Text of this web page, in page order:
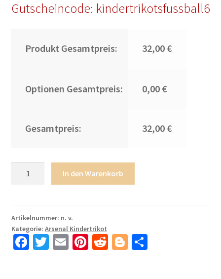
Gutscheincode: kindertrikotsfussball6
Produkt Gesamtpreis: 32,00 €
Optionen Gesamtpreis: 0,00 €
Gesamtpreis: 32,00 €
26
Fußball
trikotsatz
In den Warenkorb
Artikelnummer: n. v.
Kategorie: Arsenal Kindertrikot
Fa T E Pi R Bl T